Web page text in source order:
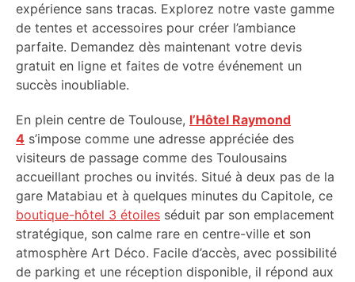
expérience sans tracas. Explorez notre vaste gamme
de tentes et accessoires pour créer l’ambiance
parfaite. Demandez dès maintenant votre devis
gratuit en ligne et faites de votre événement un
succès inoubliable.
En plein centre de Toulouse, l’Hôtel Raymond
4 s’impose comme une adresse appréciée des
visiteurs de passage comme des Toulousains
accueillant proches ou invités. Situé à deux pas de la
gare Matabiau et à quelques minutes du Capitole, ce
boutique-hôtel 3 étoiles séduit par son emplacement
stratégique, son calme rare en centre-ville et son
atmosphère Art Déco. Facile d’accès, avec possibilité
de parking et une réception disponible, il répond aux